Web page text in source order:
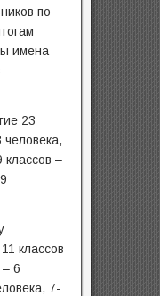
по
имена
23
человека,
классов –
классов
– 6
7-